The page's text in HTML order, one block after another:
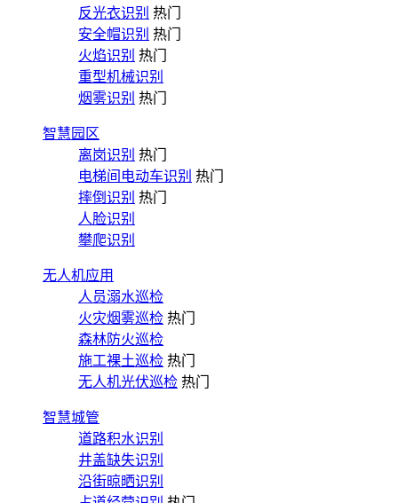
反光衣识别 热门
安全帽识别 热门
火焰识别 热门
重型机械识别
烟雾识别 热门
智慧园区
离岗识别 热门
电梯间电动车识别 热门
摔倒识别 热门
人脸识别
攀爬识别
无人机应用
人员溺水巡检
火灾烟雾巡检 热门
森林防火巡检
施工裸土巡检 热门
无人机光伏巡检 热门
智慧城管
道路积水识别
井盖缺失识别
沿街晾晒识别